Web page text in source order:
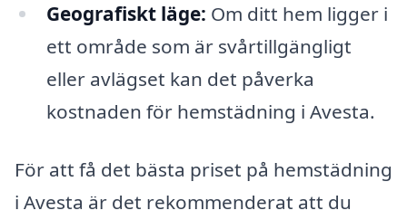
Geografiskt läge: Om ditt hem ligger i
ett område som är svårtillgängligt
eller avlägset kan det påverka
kostnaden för hemstädning i Avesta.
För att få det bästa priset på hemstädning
i Avesta är det rekommenderat att du